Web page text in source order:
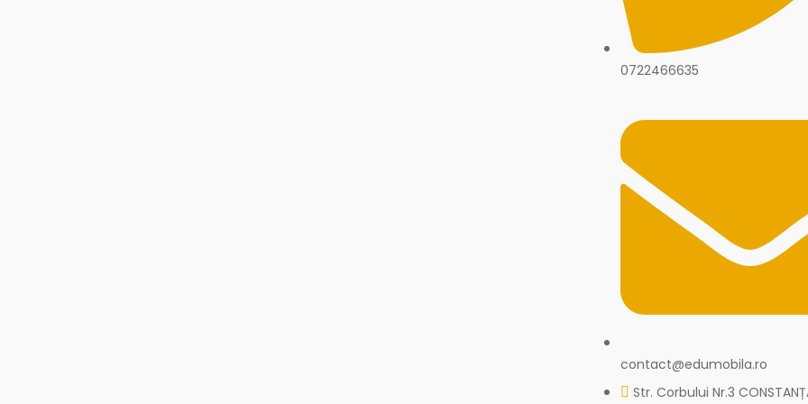
0722466635
contact@edumobila.ro
Str. Corbului Nr.3